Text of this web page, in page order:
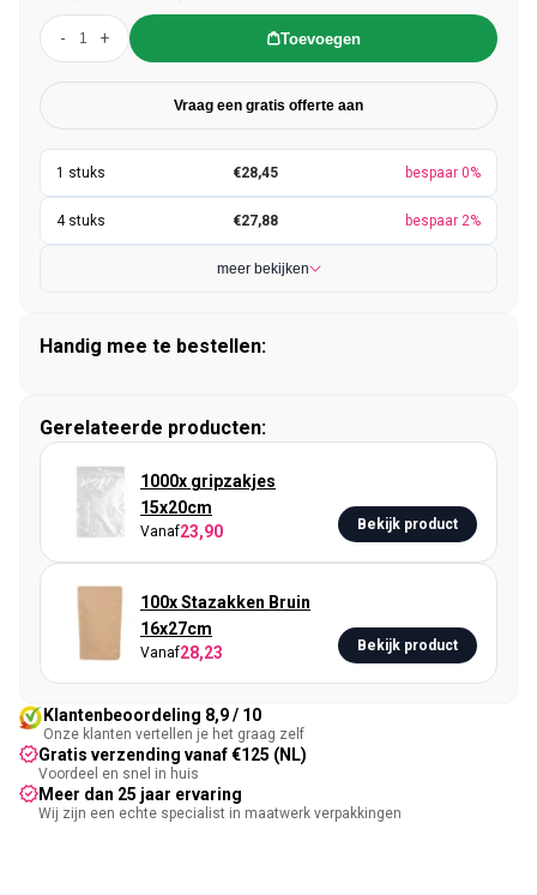
- + Toevoegen
Vraag een gratis offerte aan
€28,45 bespaar 0%
€27,88 bespaar 2%
meer bekijken
Handig mee te bestellen:
Gerelateerde producten:
1000x gripzakjes
15x20cm
Vanaf23,90 Bekijk product
100x Stazakken Bruin
16x27cm
Vanaf28,23 Bekijk product
Klantenbeoordeling 8,9 / 10
Onze klanten vertellen je het graag zelf
Gratis verzending vanaf €125 (NL)
Voordeel en snel in huis
Meer dan 25 jaar ervaring
Wij zijn een echte specialist in maatwerk verpakkingen